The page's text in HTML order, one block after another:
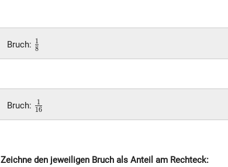
Bruch: \frac{1}
8
1
Bruch: \frac{1}
16
1
Zeichne den jeweiligen Bruch als Anteil am Rechteck: